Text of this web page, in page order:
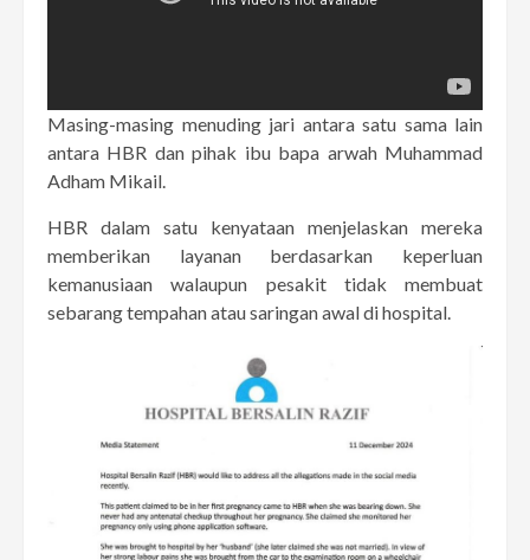
Masing-masing menuding jari antara satu sama lain
antara HBR dan pihak ibu bapa arwah Muhammad
Adham Mikail.
HBR dalam satu kenyataan menjelaskan mereka
memberikan layanan berdasarkan keperluan
kemanusiaan walaupun pesakit tidak membuat
sebarang tempahan atau saringan awal di hospital.